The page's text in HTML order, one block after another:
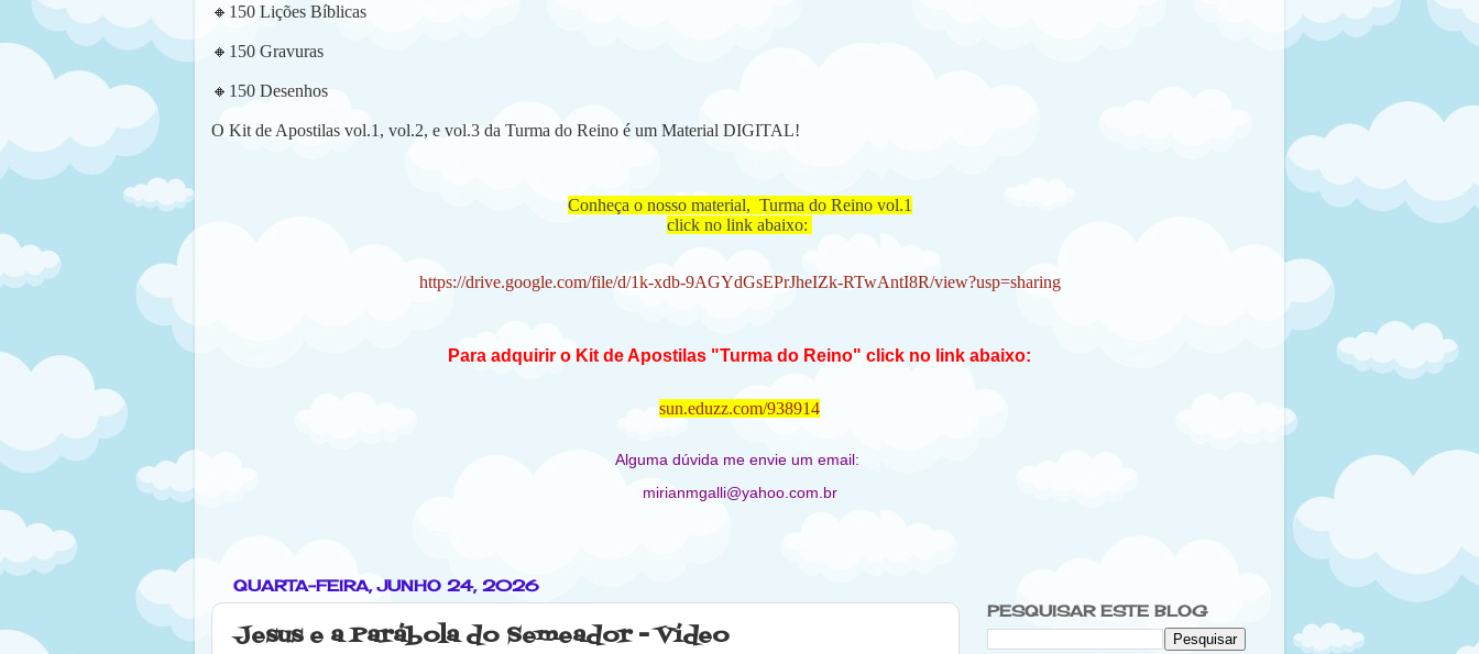
🔸 150 Lições Bíblicas
🔸 150 Gravuras
🔸 150 Desenhos
O Kit de Apostilas vol.1, vol.2, e vol.3 da Turma do Reino é um Material DIGITAL!
Conheça o nosso material, Turma do Reino vol.1
click no link abaixo:
https://drive.google.com/file/d/1k-xdb-9AGYdGsEPrJheIZk-RTwAntI8R/view?usp=sharing
Para adquirir o Kit de Apostilas "Turma do Reino" click no link abaixo:
sun.eduzz.com/938914
Alguma dúvida me envie um email:
mirianmgalli@yahoo.com.br
QUARTA-FEIRA, JUNHO 24, 2026
Jesus e a Parábola do Semeador - Vídeo
PESQUISAR ESTE BLOG